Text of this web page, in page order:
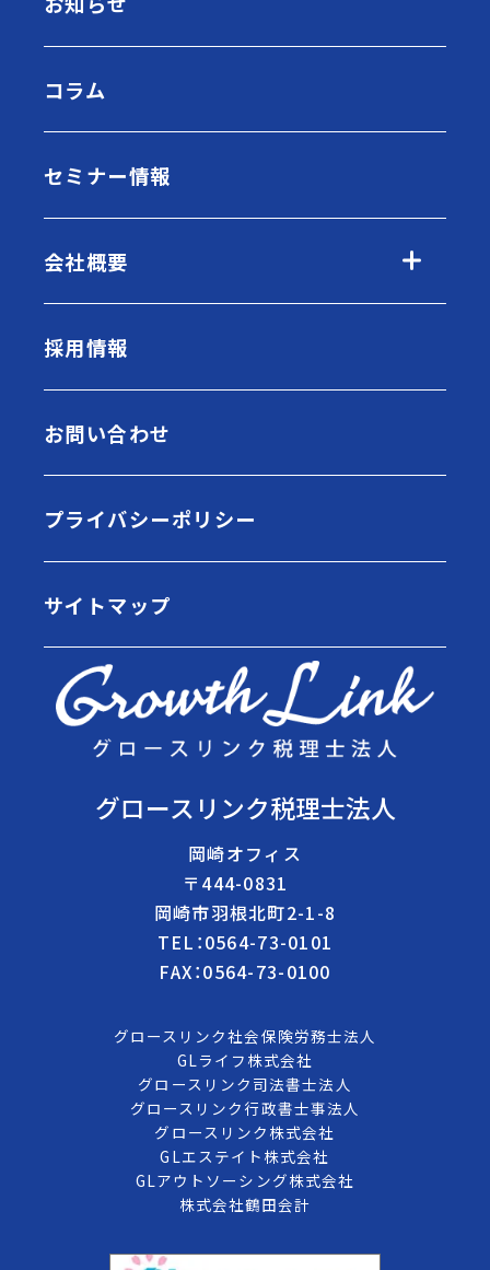
グロースリンク税理士法人
岡崎オフィス
〒444-0831
岡崎市羽根北町2-1-8
TEL：0564-73-0101
FAX：0564-73-0100
グロースリンク社会保険労務士法人
GLライフ株式会社
グロースリンク司法書士法人
グロースリンク行政書士事法人
グロースリンク株式会社
GLエステイト株式会社
GLアウトソーシング株式会社
株式会社鶴田会計
コラム
セミナー情報
会社概要
採用情報
お問い合わせ
プライバシーポリシー
サイトマップ